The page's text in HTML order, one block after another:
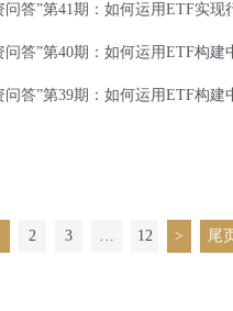
答”第41期：如何运用ETF实现
答”第40期：如何运用ETF构建
答”第39期：如何运用ETF构建
2 3 … 12 > 尾